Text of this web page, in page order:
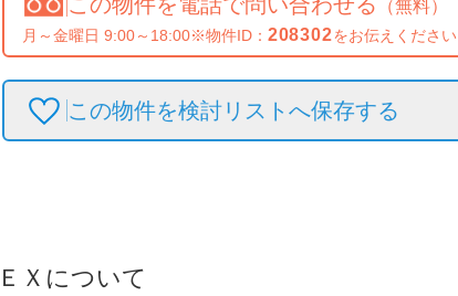
（無料）
月～金曜日 9:00～18:00※物件ID： 208302をお伝えください
この物件を検討リストへ保存する
Ｘ について